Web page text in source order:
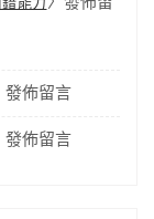
發佈留言
發佈留言